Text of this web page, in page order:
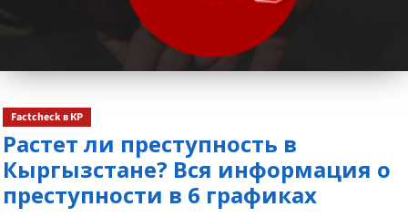
Factcheck в КР
Растет ли преступность в
Кыргызстане? Вся информация о
преступности в 6 графиках